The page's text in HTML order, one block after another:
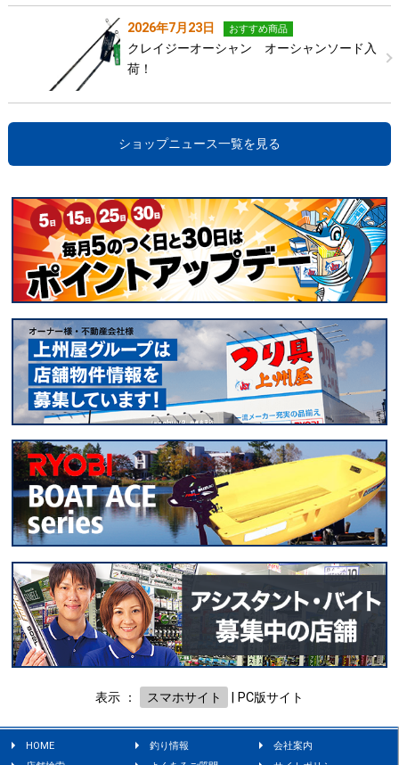
2026年7月23日 おすすめ商品
クレイジーオーシャン オーシャンソード入
荷！
ショップニュース一覧を見る
表示 ： スマホサイト PC版サイト
HOME 釣り情報
会社案内